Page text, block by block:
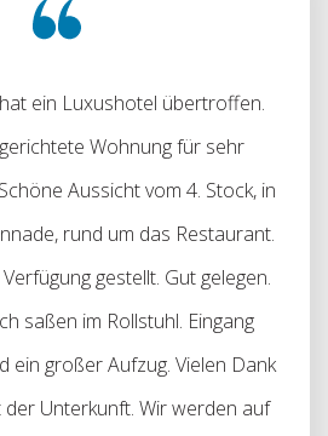
ein Luxushotel übertroffen.
Wohnung für sehr
Aussicht vom 4. Stock, in
rund um das Restaurant.
gestellt. Gut gelegen.
saßen im Rollstuhl. Eingang
ein großer Aufzug. Vielen Dank
Unterkunft. Wir werden auf